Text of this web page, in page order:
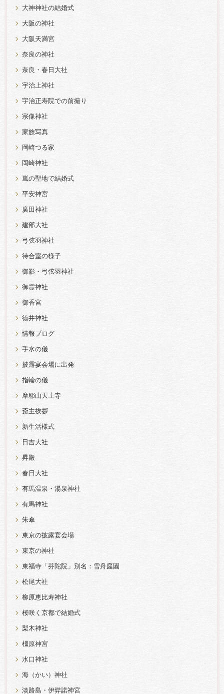
大神神社の結婚式
大阪の神社
大阪天満宮
奈良の神社
奈良・春日大社
宇治上神社
宇治正寿院での前撮り
宗像神社
家族写真
岡崎つる家
岡崎神社
嵐の聖地で結婚式
平安神宮
廣田神社
建部大社
弓弦羽神社
待合室の様子
御影・弓弦羽神社
御霊神社
御香宮
徳井神社
情報ブログ
手水の儀
披露宴会場に出発
指輪の儀
摩耶山天上寺
斎主挨拶
新生活様式
日吉大社
昇殿
春日大社
有馬温泉・湯泉神社
有馬神社
朱傘
東京の披露宴会場
東京の神社
東福寺「芬陀院」別名：雪舟庭園
松尾大社
柳原恵比寿神社
桜咲く京都で結婚式
梨木神社
橿原神宮
水口神社
海（かい）神社
淡路島・伊弉諾神宮